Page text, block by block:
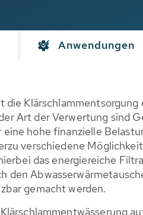
Anwendungen
die Klärschlammentsorgung
Art der Verwertung sind
hohe finanzielle
verschiedene
das energiereiche
den
gemacht werden.